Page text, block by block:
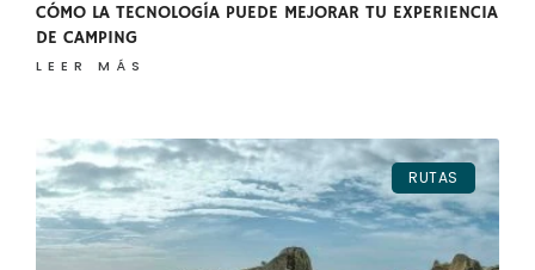
CÓMO LA TECNOLOGÍA PUEDE MEJORAR TU EXPERIENCIA
DE CAMPING
LEER MÁS
RUTAS